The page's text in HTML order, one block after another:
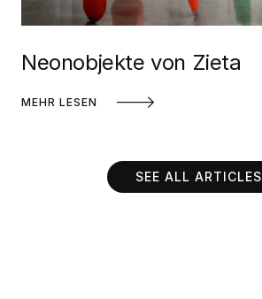
Neonobjekte von Zieta
MEHR LESEN
SEE ALL ARTICLES